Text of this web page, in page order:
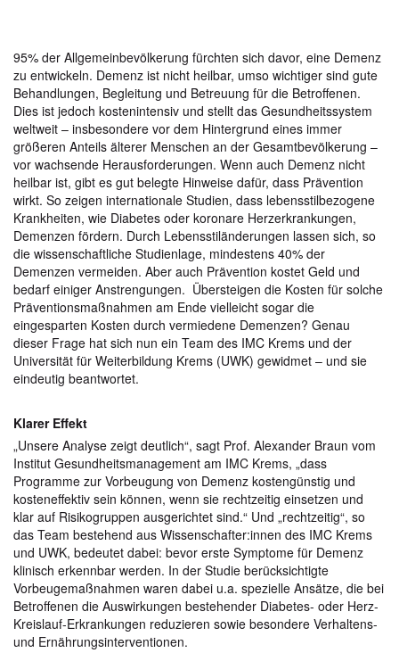
95% der Allgemeinbevölkerung fürchten sich davor, eine Demenz
zu entwickeln. Demenz ist nicht heilbar, umso wichtiger sind gute
Behandlungen, Begleitung und Betreuung für die Betroffenen.
Dies ist jedoch kostenintensiv und stellt das Gesundheitssystem
weltweit – insbesondere vor dem Hintergrund eines immer
größeren Anteils älterer Menschen an der Gesamtbevölkerung –
vor wachsende Herausforderungen. Wenn auch Demenz nicht
heilbar ist, gibt es gut belegte Hinweise dafür, dass Prävention
wirkt. So zeigen internationale Studien, dass lebensstilbezogene
Krankheiten, wie Diabetes oder koronare Herzerkrankungen,
Demenzen fördern. Durch Lebensstiländerungen lassen sich, so
die wissenschaftliche Studienlage, mindestens 40% der
Demenzen vermeiden. Aber auch Prävention kostet Geld und
bedarf einiger Anstrengungen. Übersteigen die Kosten für solche
Präventionsmaßnahmen am Ende vielleicht sogar die
eingesparten Kosten durch vermiedene Demenzen? Genau
dieser Frage hat sich nun ein Team des IMC Krems und der
Universität für Weiterbildung Krems (UWK) gewidmet – und sie
eindeutig beantwortet.
Klarer Effekt
„Unsere Analyse zeigt deutlich“, sagt Prof. Alexander Braun vom
Institut Gesundheitsmanagement am IMC Krems, „dass
Programme zur Vorbeugung von Demenz kostengünstig und
kosteneffektiv sein können, wenn sie rechtzeitig einsetzen und
klar auf Risikogruppen ausgerichtet sind.“ Und „rechtzeitig“, so
das Team bestehend aus Wissenschafter:innen des IMC Krems
und UWK, bedeutet dabei: bevor erste Symptome für Demenz
klinisch erkennbar werden. In der Studie berücksichtigte
Vorbeugemaßnahmen waren dabei u.a. spezielle Ansätze, die bei
Betroffenen die Auswirkungen bestehender Diabetes- oder Herz-
Kreislauf-Erkrankungen reduzieren sowie besondere Verhaltens-
und Ernährungsinterventionen.